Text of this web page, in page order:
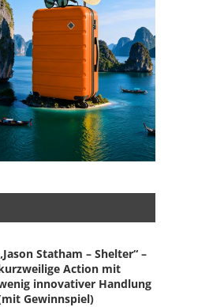
Statham – Shelter“ –
Action mit
innovativer Handlung
Gewinnspiel)